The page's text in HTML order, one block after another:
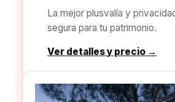
La mejor plusvalía y
segura para tu patrimonio.
Ver detalles y precio →